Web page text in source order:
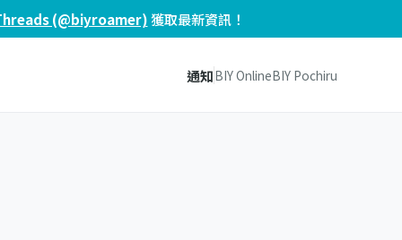
(@biyroamer)獲取最新資訊！
通知BIY OnlineBIY Pochiru